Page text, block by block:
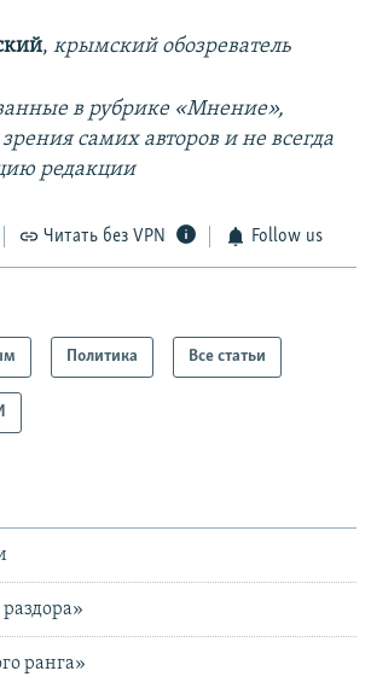
, крымский обозреватель
в рубрике «Мнение»,
самих авторов и не всегда
редакции
Читать без VPN Follow us
Политика Все статьи
ранга»